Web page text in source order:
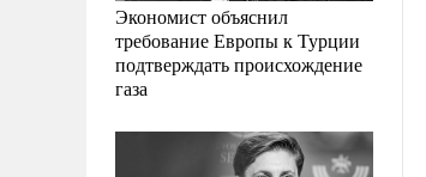
Экономист объяснил
требование Европы к Турции
подтверждать происхождение
газа